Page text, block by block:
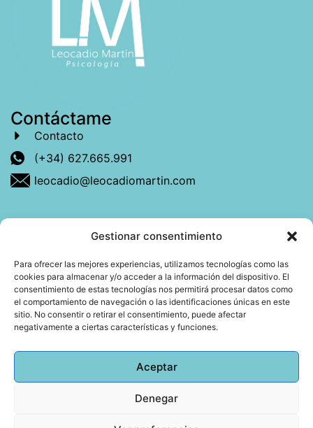
Gestionar consentimiento
Para ofrecer las mejores experiencias, utilizamos tecnologías como las
cookies para almacenar y/o acceder a la información del dispositivo. El
consentimiento de estas tecnologías nos permitirá procesar datos como
el comportamiento de navegación o las identificaciones únicas en este
sitio. No consentir o retirar el consentimiento, puede afectar
negativamente a ciertas características y funciones.
Aceptar
Denegar
Contáctame
Contacto
(+34) 627.665.991
leocadio@leocadiomartin.com
Descubre más sobre mí
Mi libro: La felicidad: qué ayuda y qué no.
Blog: Reflexiones que conectan
Agendar cita